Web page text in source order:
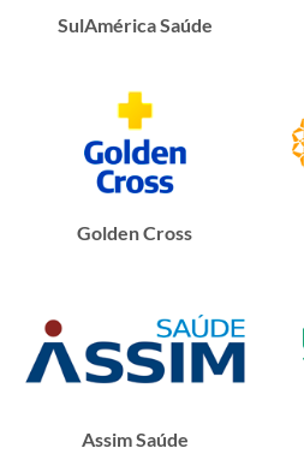
SulAmérica Saúde
Golden Cross
Assim Saúde